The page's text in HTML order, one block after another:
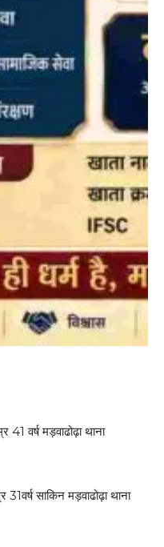
41 वर्ष मड़वाढोढ़ा थाना
साकिन मड़वाढोढ़ा थाना